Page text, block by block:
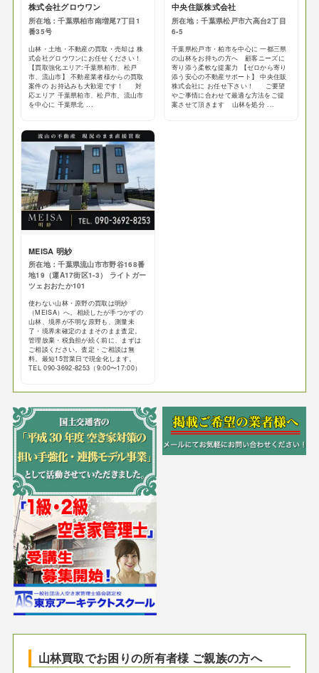
株式会社グロウワン
所在地：千葉県柏市南増尾7丁目1
番35号
山林・土地・不動産の買取・売却は 株
式会社グロウワンにお任せください！
【買取強化エリア:千葉県柏市、松戸
市、流山市】 不動産業者様からの買取
案件の お持込みも大歓迎です！ 対
応エリア 千葉県柏市、松戸市、流山市
を中心に 千葉県北 ...
中央住販株式会社
所在地：千葉県松戸市六高台2丁目
6-5
千葉県松戸市・柏市を中心に 一都三県
の山林をお持ちの方へ 顧客ニーズに
寄り添う柔軟な提案力 【ゼロから寄り
添う安心の不動産サポート】 中央住販
株式会社に お任せ下さい！ ご要望
やご事情に合わせて最適な方法をご提
案させて頂きます 山林を処分 ...
MEISA 明紗
所在地：千葉県流山市市野谷168番
地19（運A17街区1-3） ライトガー
ツェおおたか101
使わない山林・原野の買取は明紗
（MEISA）へ。相続したが手つかずの
山林、境界が不明な原野も、測量未
了・境界未確定のままそのまま査定。
管理放棄・税負担が続く前に、まずは
ご相談ください。査定・ご相談は無
料。最短15営業日で現金化します。
TEL 090-3692-8253（9:00〜17:00）
山林買取でお困りの所有者様 ご親族の方へ